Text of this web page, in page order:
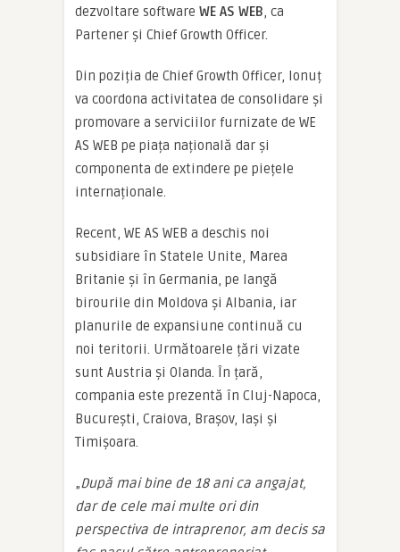
dezvoltare software WE AS WEB, ca
Partener și Chief Growth Officer.
Din poziția de Chief Growth Officer, Ionuț
va coordona activitatea de consolidare și
promovare a serviciilor furnizate de WE
AS WEB pe piața națională dar și
componenta de extindere pe piețele
internaționale.
Recent, WE AS WEB a deschis noi
subsidiare în Statele Unite, Marea
Britanie și în Germania, pe langă
birourile din Moldova și Albania, iar
planurile de expansiune continuă cu
noi teritorii. Următoarele țări vizate
sunt Austria și Olanda. În țară,
compania este prezentă în Cluj-Napoca,
București, Craiova, Brașov, Iași și
Timișoara.
„După mai bine de 18 ani ca angajat,
dar de cele mai multe ori din
perspectiva de intraprenor, am decis sa